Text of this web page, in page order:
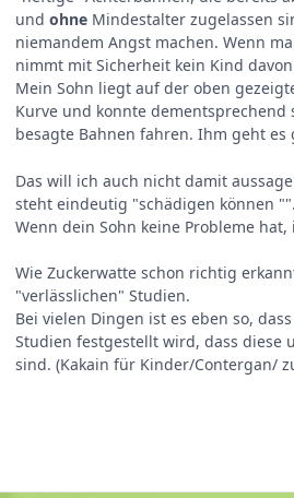
und ohne Mindestalter zugelassen
niemandem Angst machen. Wenn
nimmt mit Sicherheit kein Kind
Mein Sohn liegt auf der oben
Kurve und konnte dementsprechend
besagte Bahnen fahren. Ihm geht es
Das will ich auch nicht damit
steht eindeutig "schädigen können "".
Wenn dein Sohn keine Probleme
Wie Zuckerwatte schon richtig
"verlässlichen" Studien.
Bei vielen Dingen ist es eben so,
Studien festgestellt wird, dass diese
sind. (Kakain für Kinder/Contergan/